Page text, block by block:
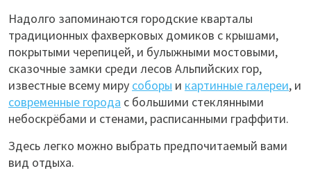
Надолго запоминаются городские кварталы
традиционных фахверковых домиков с крышами,
покрытыми черепицей, и булыжными мостовыми,
сказочные замки среди лесов Альпийских гор,
известные всему миру соборы и картинные галереи, и
современные города с большими стеклянными
небоскрёбами и стенами, расписанными граффити.
Здесь легко можно выбрать предпочитаемый вами
вид отдыха.